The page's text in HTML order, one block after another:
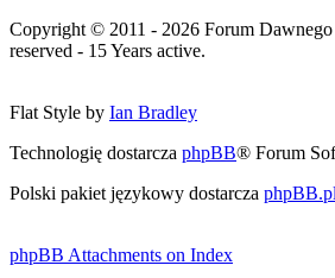
Copyright © 2011 - 2026 Forum
reserved - 15 Years active.
Flat Style by Ian Bradley
Technologię dostarcza phpBB® Forum
Polski pakiet językowy dostarcza phpBB.pl
phpBB Attachments on Index